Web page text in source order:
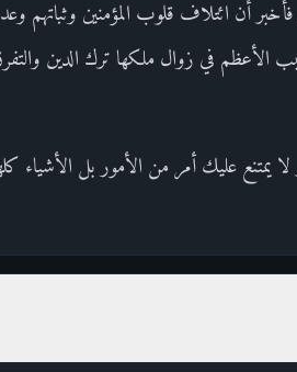
أن ائتلاف قلوب المؤمنين وثباتهم
الأعظم في زوال ملكها ترك الدين
يمتنع عليك أمر من الأمور بل الأشياء